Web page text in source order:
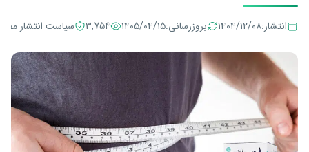
انتشار:۱۴۰۴/۱۲/۰۸ بروزرسانی:۱۴۰۵/۰۴/۱۵ 3,754 سیاست انتشار